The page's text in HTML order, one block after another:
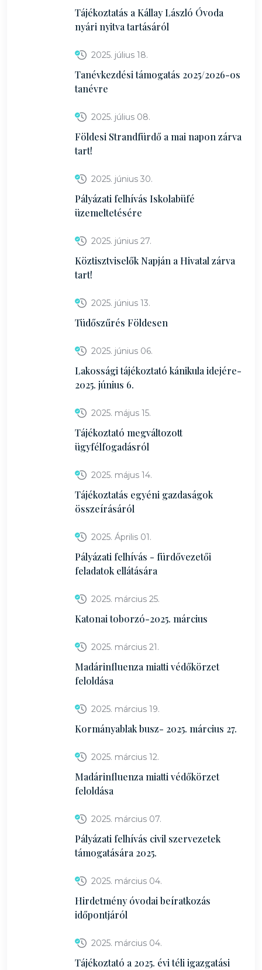
Tájékoztatás a Kállay László Óvoda
nyári nyitva tartásáról
2025. július 18.
Tanévkezdési támogatás 2025/2026-os
tanévre
2025. július 08.
Földesi Strandfürdő a mai napon zárva
tart!
2025. június 30.
Pályázati felhívás Iskolabüfé
üzemeltetésére
2025. június 27.
Köztisztviselők Napján a Hivatal zárva
tart!
2025. június 13.
Tüdőszűrés Földesen
2025. június 06.
Lakossági tájékoztató kánikula idejére-
2025. június 6.
2025. május 15.
Tájékoztató megváltozott
ügyfélfogadásról
2025. május 14.
Tájékoztatás egyéni gazdaságok
összeírásáról
2025. Április 01.
Pályázati felhívás - fürdővezetői
feladatok ellátására
2025. március 25.
Katonai toborzó-2025. március
2025. március 21.
Madárinfluenza miatti védőkörzet
feloldása
2025. március 19.
Kormányablak busz- 2025. március 27.
2025. március 12.
Madárinfluenza miatti védőkörzet
feloldása
2025. március 07.
Pályázati felhívás civil szervezetek
támogatására 2025.
2025. március 04.
Hirdetmény óvodai beíratkozás
időpontjáról
2025. március 04.
Tájékoztató a 2025. évi téli igazgatási